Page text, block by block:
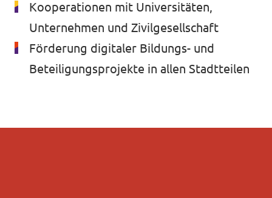
Kooperationen mit Universitäten,
Unternehmen und Zivilgesellschaft
Förderung digitaler Bildungs- und
Beteiligungsprojekte in allen Stadtteilen